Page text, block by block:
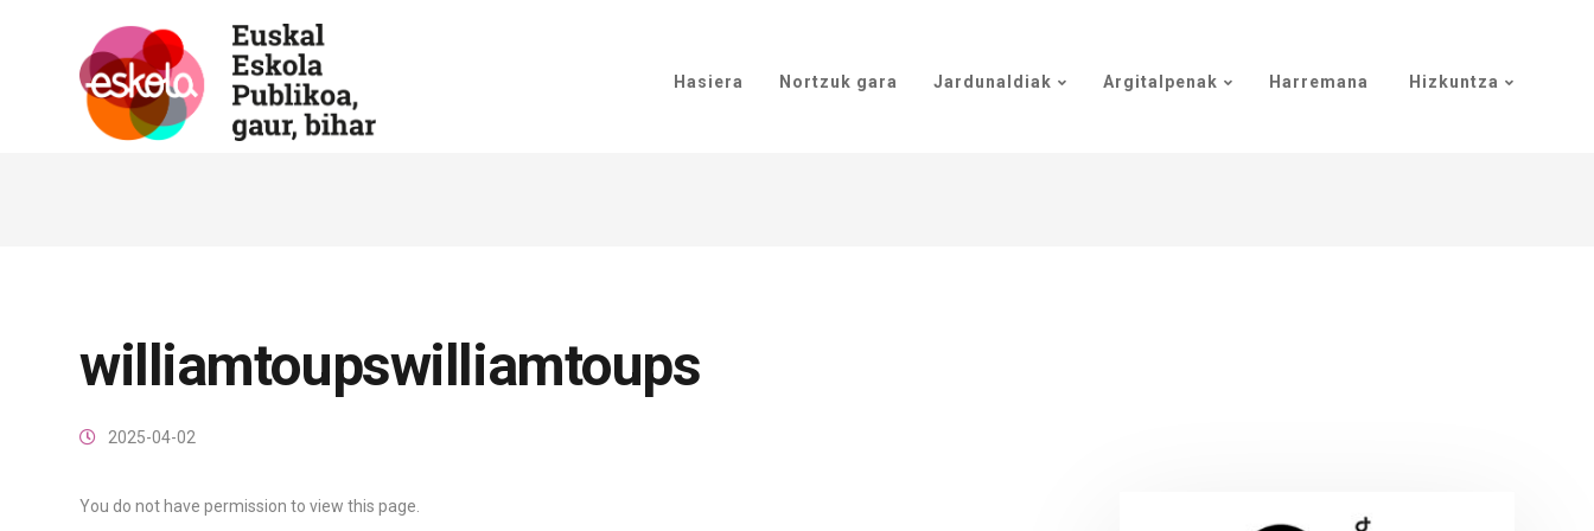
Hasiera Nortzuk gara Jardunaldiak Argitalpenak Harremana Hizkuntza
williamtoupswilliamtoups
2025-04-02
You do not have permission to view this page.